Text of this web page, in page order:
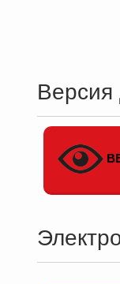
Версия